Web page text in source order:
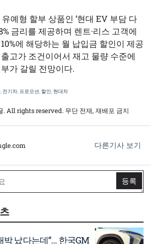
예형 할부 상품인 ‘현대 EV 부담 다
금리를 제공하며 렌트·리스 고객에
에 해당하는 월 납입금 할인이 제공
고가 조건이어서 재고 물량 수준에
가 갈릴 전망이다.
,전기차,프로모션, 할인,현대차
All rights reserved. 무단 전재, 재배포 금지
다른기사 보기
박 났다는데”… 한국GM